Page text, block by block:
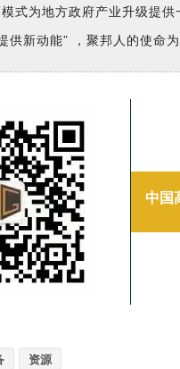
式为地方政府产业升级提
供新动能” ，聚邦人的使命为
中国
资源